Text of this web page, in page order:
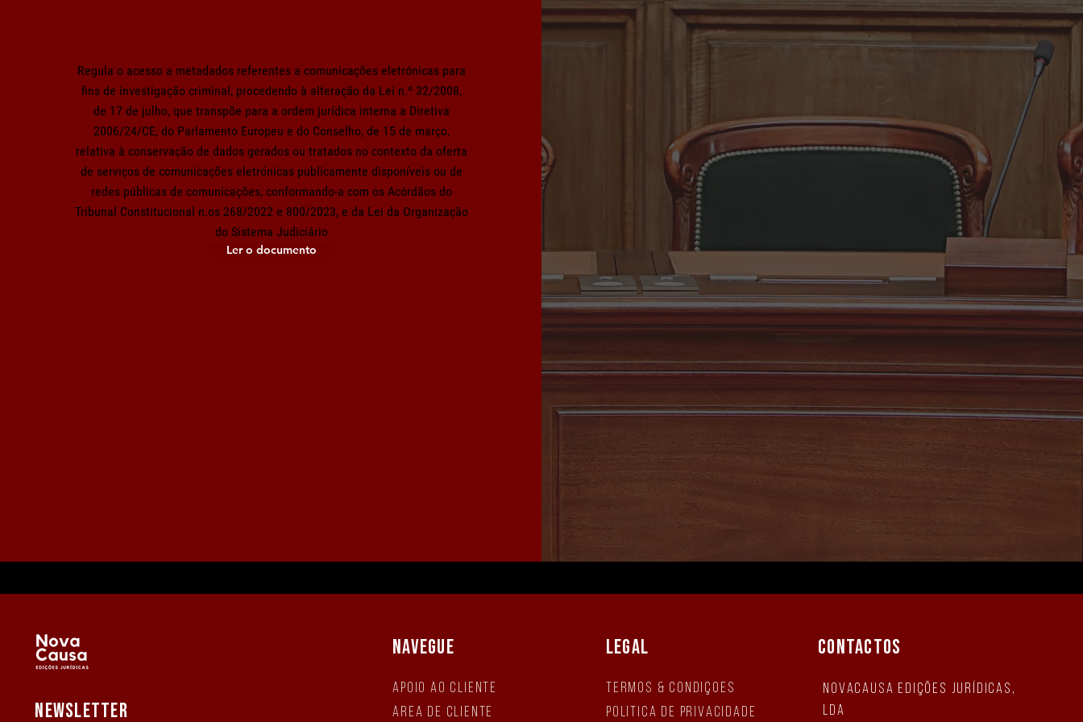
Regula o acesso a metadados referentes a comunicações eletrónicas para
fins de investigação criminal, procedendo à alteração da Lei n.º 32/2008,
de 17 de julho, que transpõe para a ordem jurídica interna a Diretiva
2006/24/CE, do Parlamento Europeu e do Conselho, de 15 de março,
relativa à conservação de dados gerados ou tratados no contexto da oferta
de serviços de comunicações eletrónicas publicamente disponíveis ou de
redes públicas de comunicações, conformando-a com os Acórdãos do
Tribunal Constitucional n.os 268/2022 e 800/2023, e da Lei da Organização
do Sistema Judiciário
Ler o documento
NEWSLETTER
NAVEGUE
Apoio ao Cliente
Área de Cliente
LEGAL
Termos & Condições
Política de Privacidade
CONTACTOS
NovaCausa Edições Jurídicas,
Lda